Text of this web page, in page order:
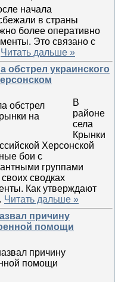
начала
в страны
более оперативно
Это связано с
Читать дальше »
украинского
В
районе
села
Крынки
Херсонской
бои с
группами
сводках
Как утверждают
Читать дальше »
причину
помощи